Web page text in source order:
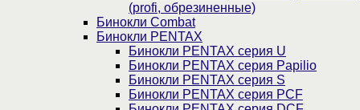
(profi, обрезиненные)
Бинокли Combat
Бинокли PENTAX
Бинокли PENTAX серия U
Бинокли PENTAX серия Papilio
Бинокли PENTAX серия S
Бинокли PENTAX серия PCF